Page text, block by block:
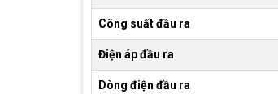
Công suất đầu ra
Điện áp đầu ra
Dòng điện đầu ra